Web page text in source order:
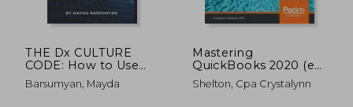
THE Dx CULTURE
CODE: How to Use
Organizational
Culture to Drive
Barsumyan, Mayda
Mastering
QuickBooks 2020 (en
Inglés)
Shelton, Cpa Crystalynn